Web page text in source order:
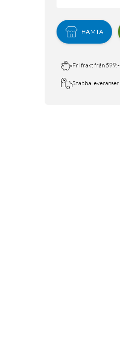
HÄMTA
Fri frakt från 599:-
Snabba leveranser